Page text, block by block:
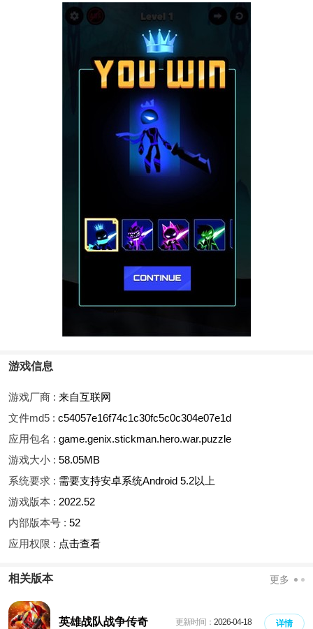
游戏信息
游戏厂商 : 来自互联网
文件md5 : c54057e16f74c1c30fc5c0c304e07e1d
应用包名 : game.genix.stickman.hero.war.puzzle
游戏大小 : 58.05MB
系统要求 : 需要支持安卓系统Android 5.2以上
游戏版本 : 2022.52
内部版本号 : 52
应用权限 : 点击查看
相关版本 更多
英雄战队战争传奇 更新时间： 2026-04-18 详情